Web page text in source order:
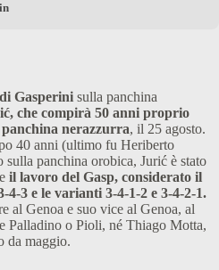
Gasperini sulla panchina
che compirà 50 anni proprio
nerazzurra, il 25 agosto.
40 anni (ultimo fu Heriberto
panchina orobica, Jurić è stato
il lavoro del Gasp, considerato il
4-3 e le varianti 3-4-1-2 e 3-4-2-1.
al Genoa e suo vice al Genoa, al
Palladino o Pioli, né Thiago Motta,
da maggio.